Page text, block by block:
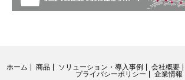
ホーム 商品 ソリューション・導入事例 会社概要
プライバシーポリシー
企業情報